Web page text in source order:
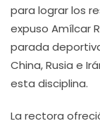
para lograr los
expuso Amílcar
parada
China, Rusia e
esta disciplina.
La rectora